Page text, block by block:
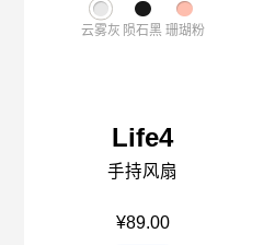
云雾灰 陨石黑 珊瑚粉
Life4
手持风扇
¥89.00